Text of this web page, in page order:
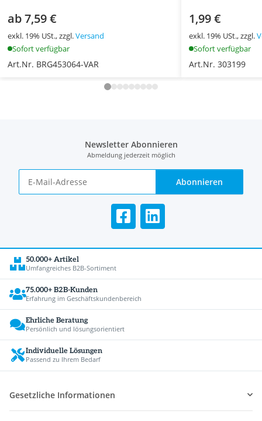
ab 7,59 €
exkl. 19% USt., zzgl.Versand
Sofort verfügbar
Art.Nr. BRG453064-VAR
1,99 €
exkl. 19% USt., zzgl.
Sofort verfügbar
Art.Nr. 303199
Newsletter Abonnieren
Abmeldung jederzeit möglich
Abonnieren
50.000+ Artikel
Umfangreiches B2B-Sortiment
75.000+ B2B-Kunden
Erfahrung im Geschäftskundenbereich
Ehrliche Beratung
Persönlich und lösungsorientiert
Individuelle Lösungen
Passend zu Ihrem Bedarf
Gesetzliche Informationen